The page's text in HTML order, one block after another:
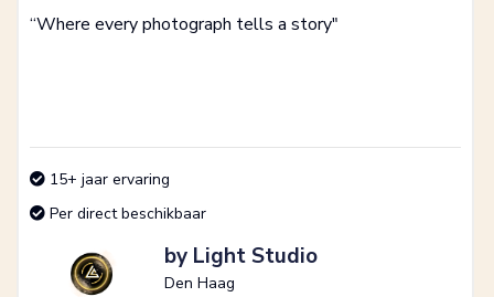
“Where every photograph tells a story"
15+ jaar ervaring
Per direct beschikbaar
by Light Studio
Den Haag